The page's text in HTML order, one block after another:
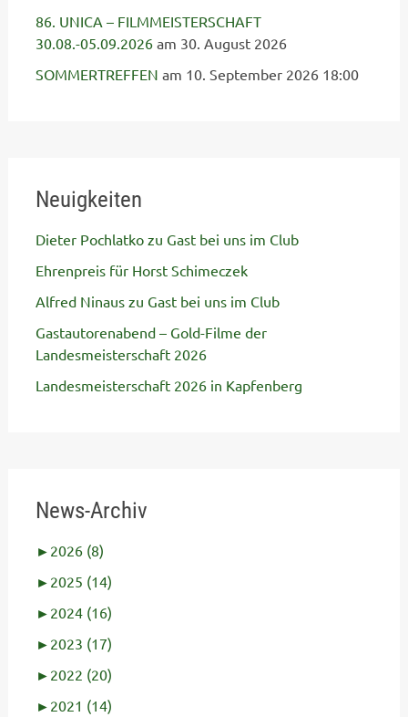
86. UNICA – FILMMEISTERSCHAFT
30.08.-05.09.2026am 30. August 2026
SOMMERTREFFEN am 10. September 2026 18:00
Neuigkeiten
Dieter Pochlatko zu Gast bei uns im Club
Ehrenpreis für Horst Schimeczek
Alfred Ninaus zu Gast bei uns im Club
Gastautorenabend – Gold-Filme der
Landesmeisterschaft 2026
Landesmeisterschaft 2026 in Kapfenberg
News-Archiv
► 2026 (8)
► 2025 (14)
► 2024 (16)
► 2023 (17)
► 2022 (20)
► 2021 (14)